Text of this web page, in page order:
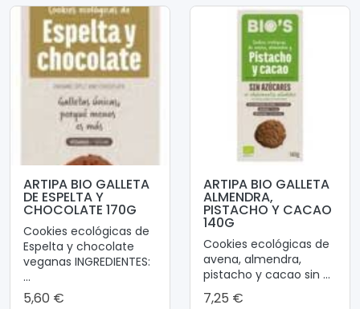
ARTIPA BIO GALLETA
DE ESPELTA Y
CHOCOLATE 170G
Cookies ecológicas de
Espelta y chocolate
veganas INGREDIENTES:
...
5,60 €
ARTIPA BIO GALLETA
ALMENDRA,
PISTACHO Y CACAO
140G
Cookies ecológicas de
avena, almendra,
pistacho y cacao sin ...
7,25 €